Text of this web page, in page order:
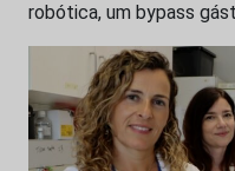
robótica, um bypass